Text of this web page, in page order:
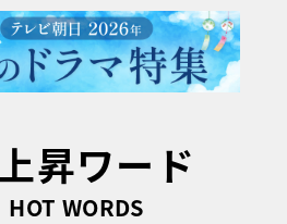
昇ワード
HOT WORDS